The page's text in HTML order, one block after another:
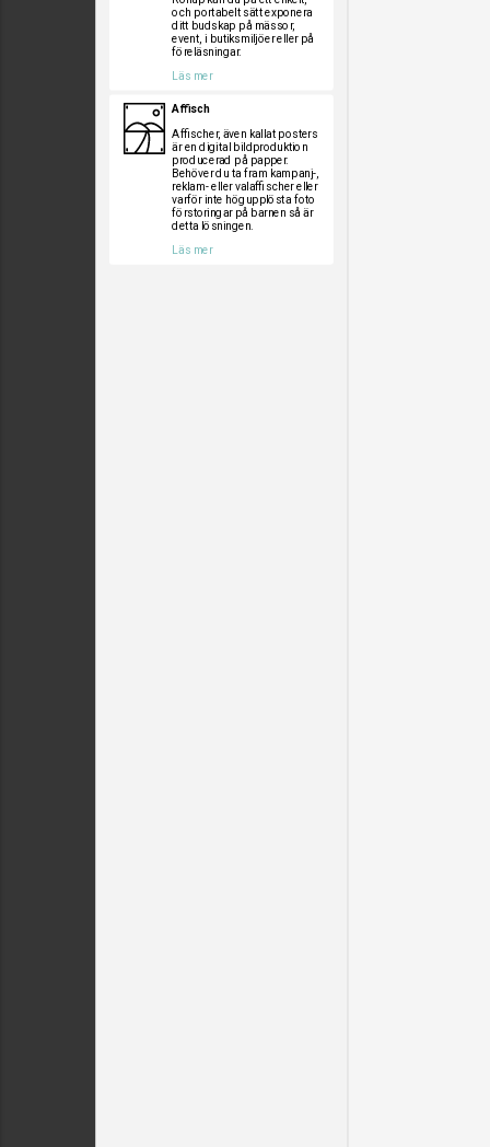
och portabelt sätt exponera
ditt budskap på mässor,
event, i butiksmiljöer eller på
föreläsningar.
Läs mer
Affisch
Affischer, även kallat posters
är en digital bildproduktion
producerad på papper.
Behöver du ta fram kampanj-,
reklam- eller valaffischer eller
varför inte högupplösta foto
förstoringar på barnen så är
detta lösningen.
Läs mer